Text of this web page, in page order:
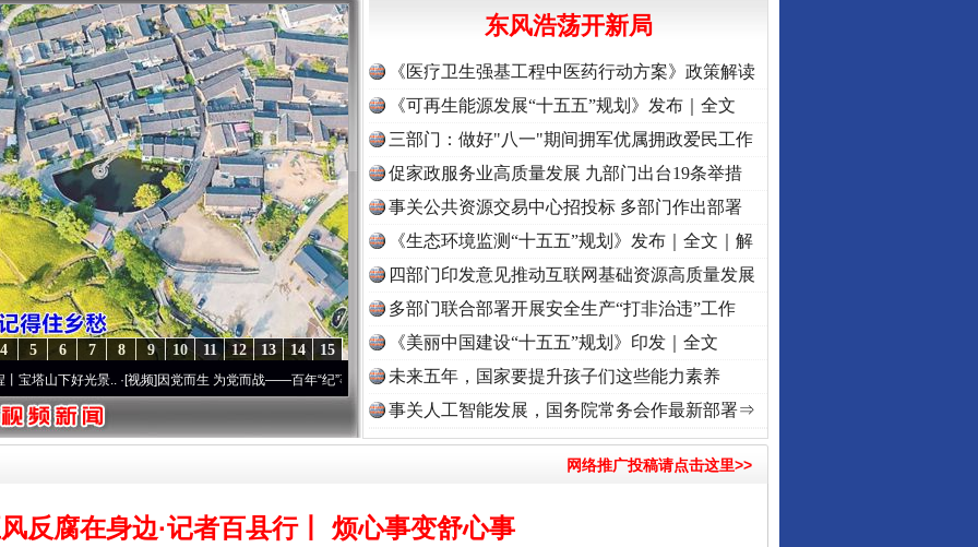
15
14
13
12
11
10
9
8
7
6
5
4
光景..·[视频]因党而生 为党而战——百年“纪”事⑧加强纪律.. ·[视频]牢记初心使命 奋进复兴征程丨“转折之城”激荡..·[视频]牢记初心使命 奋进复兴征程丨红船起航处 潮起..
东风浩荡开新局
《医疗卫生强基工程中医药行动方案》政策解读
《可再生能源发展“十五五”规划》发布｜全文
三部门：做好"八一"期间拥军优属拥政爱民工作
促家政服务业高质量发展 九部门出台19条举措
事关公共资源交易中心招投标 多部门作出部署
《生态环境监测“十五五”规划》发布｜全文｜解
读
四部门印发意见推动互联网基础资源高质量发展
多部门联合部署开展安全生产“打非治违”工作
《美丽中国建设“十五五”规划》印发｜全文
未来五年，国家要提升孩子们这些能力素养
事关人工智能发展，国务院常务会作最新部署⇒
网络推广投稿请点击这里>>
反腐在身边·记者百县行丨 烦心事变舒心事